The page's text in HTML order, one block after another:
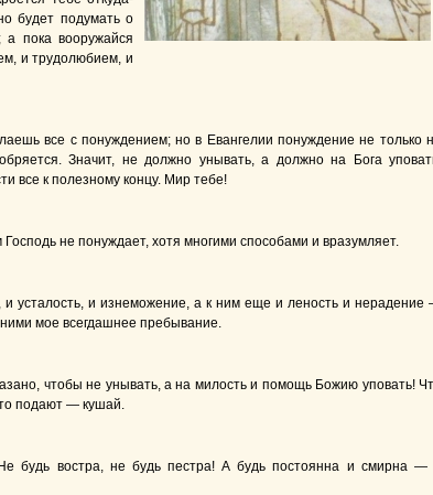
будет подумать о
пока вооружайся
и трудолюбием, и
все с понуждением; но в Евангелии понуждение не только
Значит, не должно унывать, а должно на Бога
все к полезному концу. Мир тебе!
не понуждает, хотя многими способами и вразумляет.
и усталость, и изнеможение, а к ним еще и леность и нерадение
мое всегдашнее пребывание.
чтобы не унывать, а на милость и помощь Божию уповать!
подают — кушай.
будь востра, не будь пестра! А будь постоянна и смирна —